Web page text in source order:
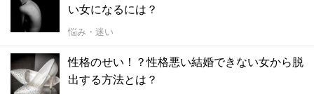
い女になるには？
悩み・迷い
性格のせい！？性格悪い結婚できない女から脱
出する方法とは？